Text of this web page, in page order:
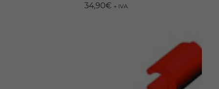
34,90€ + IVA